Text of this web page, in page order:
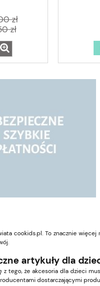
zł
zł
cookids.pl. To znacznie
artykuły dla
z tego, że akcesoria dla dzieci
dostarczającymi